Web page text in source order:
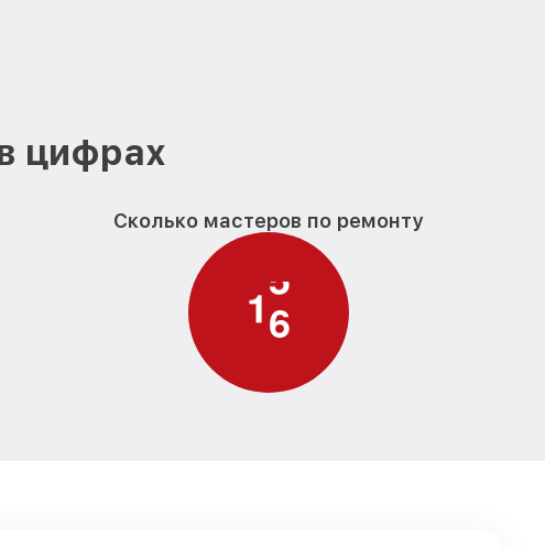
цифрах
Сколько мастеров по ремонту
17